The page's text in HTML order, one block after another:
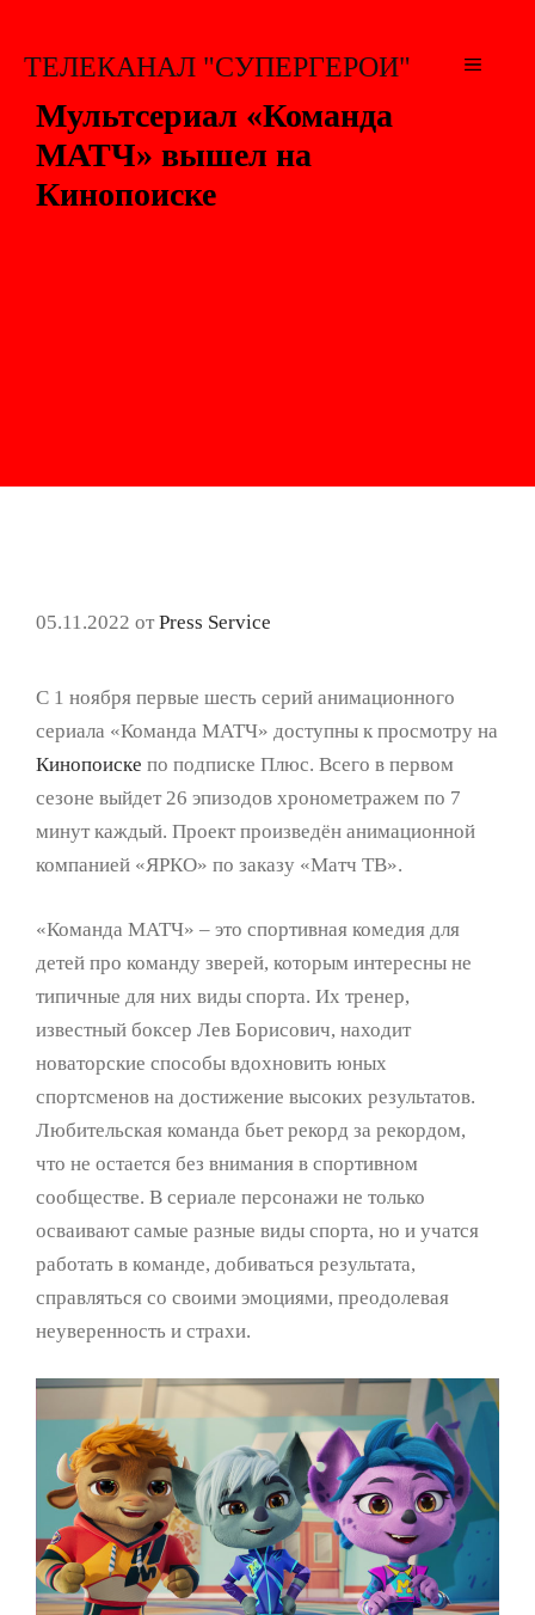
содержимому
ТЕЛЕКАНАЛ "СУПЕРГЕРОИ" МЕНЮ
Мультсериал «Команда
МАТЧ» вышел на
Кинопоиске
05.11.2022 отPress Service
С 1 ноября первые шесть серий анимационного
сериала «Команда МАТЧ» доступны к просмотру на
Кинопоиске по подписке Плюс. Всего в первом
сезоне выйдет 26 эпизодов хронометражем по 7
минут каждый. Проект произведён анимационной
компанией «ЯРКО» по заказу «Матч ТВ».
«Команда МАТЧ» – это спортивная комедия для
детей про команду зверей, которым интересны не
типичные для них виды спорта. Их тренер,
известный боксер Лев Борисович, находит
новаторские способы вдохновить юных
спортсменов на достижение высоких результатов.
Любительская команда бьет рекорд за рекордом,
что не остается без внимания в спортивном
сообществе. В сериале персонажи не только
осваивают самые разные виды спорта, но и учатся
работать в команде, добиваться результата,
справляться со своими эмоциями, преодолевая
неуверенность и страхи.